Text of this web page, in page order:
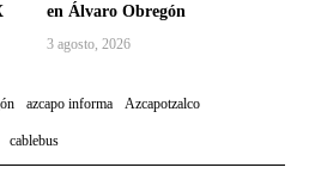
en Álvaro Obregón
3 agosto, 2026
azcapo informa Azcapotzalco
cablebus